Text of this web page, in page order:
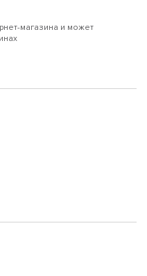
магазина и может